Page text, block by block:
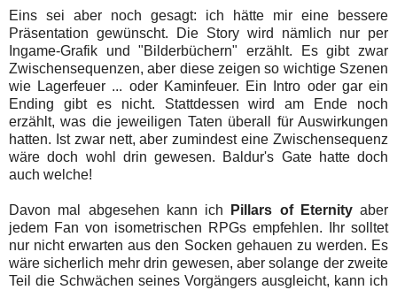
Eins sei aber noch gesagt: ich hätte mir eine bessere
Präsentation gewünscht. Die Story wird nämlich nur per
Ingame-Grafik und "Bilderbüchern" erzählt. Es gibt zwar
Zwischensequenzen, aber diese zeigen so wichtige Szenen
wie Lagerfeuer ... oder Kaminfeuer. Ein Intro oder gar ein
Ending gibt es nicht. Stattdessen wird am Ende noch
erzählt, was die jeweiligen Taten überall für Auswirkungen
hatten. Ist zwar nett, aber zumindest eine Zwischensequenz
wäre doch wohl drin gewesen. Baldur's Gate hatte doch
auch welche!
Davon mal abgesehen kann ich Pillars of Eternityaber
jedem Fan von isometrischen RPGs empfehlen. Ihr solltet
nur nicht erwarten aus den Socken gehauen zu werden. Es
wäre sicherlich mehr drin gewesen, aber solange der zweite
Teil die Schwächen seines Vorgängers ausgleicht, kann ich